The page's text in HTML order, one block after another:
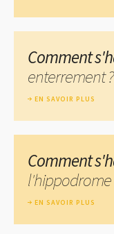
Comment
enterrement ?
EN SAVOIR PLUS
Comment
l'hippodrome
EN SAVOIR PLUS